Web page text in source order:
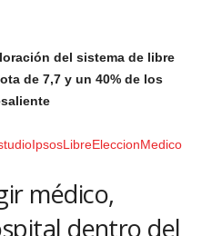
del sistema de libre
de 7,7 y un 40% de los
médico,
dentro del